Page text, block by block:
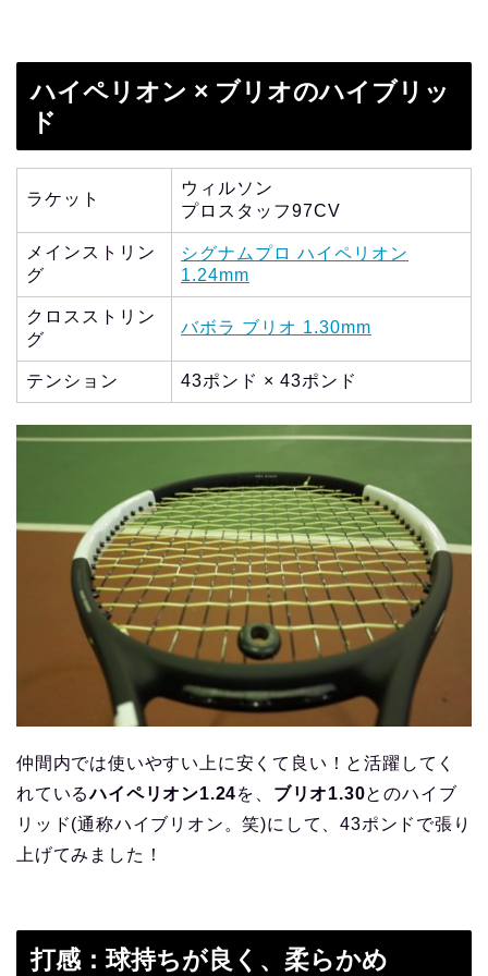
ハイペリオン × ブリオのハイブリッ
ド
ラケット
ウィルソン
プロスタッフ97CV
メインストリン
グ
シグナムプロ ハイペリオン
1.24mm
クロスストリン
グ
バボラ ブリオ 1.30mm
テンション 43ポンド × 43ポンド
仲間内では使いやすい上に安くて良い！と活躍してく
れているハイペリオン1.24を、 ブリオ1.30とのハイブ
リッド(通称ハイブリオン。笑)にして、43ポンドで張り
上げてみました！
打感：球持ちが良く、柔らかめ